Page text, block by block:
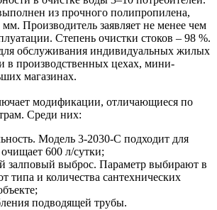
из прочного полипропилена,
Производитель заявляет не менее чем
Степень очистки стоков – 98 %.
обслуживания индивидуальных жилых
в производственных цехах, мини-
магазинах.
модификации, отличающиеся по
Среди них:
Модель 3-2030-С подходит для
600 л/сутки;
залповый выброс. Параметр выбирают в
типа и количества сантехнических
подводящей трубы.